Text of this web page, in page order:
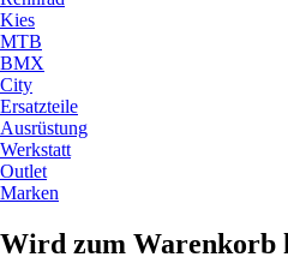
Kies
MTB
BMX
City
Ersatzteile
Ausrüstung
Werkstatt
Outlet
Marken
Wird zum Warenkorb